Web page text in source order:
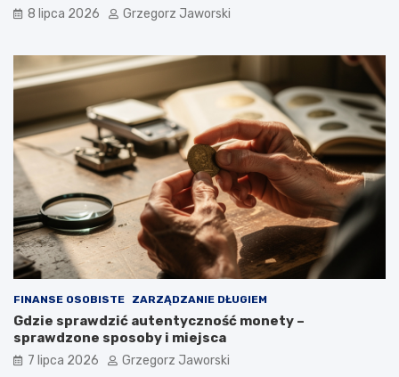
8 lipca 2026 Grzegorz Jaworski
FINANSE OSOBISTE ZARZĄDZANIE DŁUGIEM
Gdzie sprawdzić autentyczność monety –
sprawdzone sposoby i miejsca
7 lipca 2026 Grzegorz Jaworski